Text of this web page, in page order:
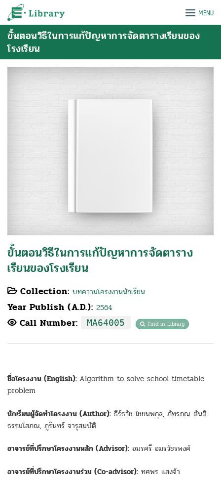
Skip
content
e-Library MENU
ขั้นตอนวิธีในการแก้ปัญหาการจัดตารางเรียนของ
โรงเรียน
ขั้นตอนวิธีในการแก้ปัญหาการจัดตาราง
เรียนของโรงเรียน
Collection: บทความโครงงานนักเรียน
Year Publish (A.D.): 2564
Call Number: MA64005 Find in Library
ชื่อโครงงาน (English): Algorithm to solve school timetable
problem
นักเรียนผู้จัดทำโครงงาน (Author): ธีร์ธวัช ไชยนพกุล, ภัทรภณ ตันติ
ธรรมโสภณ, ภูรินทร์ จารุสมบัติ
อาจารย์ที่ปรึกษาโครงงานหลัก (Advisor): อมรศรี อมรวัชรพงศ์
อาจารย์ที่ปรึกษาโครงงานร่วม (Co-advisor): ทศพร แสงจ้า